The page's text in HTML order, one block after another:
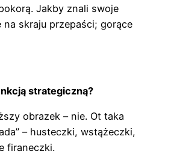
Jakby znali swoje
na skraju przepaści; gorące
strategiczną?
obrazek – nie. Ot taka
– husteczki, wstążeczki,
firaneczki.